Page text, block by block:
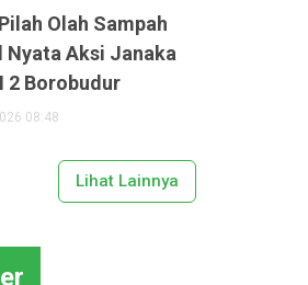
Olah Sampah
Nyata Aksi Janaka
2 Borobudur
08:48
Lihat Lainnya